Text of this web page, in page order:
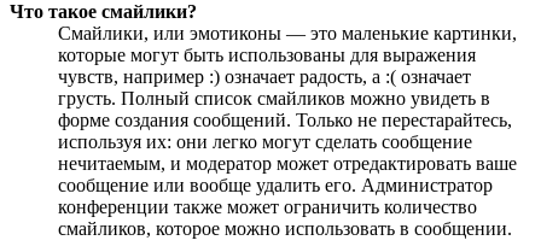
Что такое смайлики?
Смайлики, или эмотиконы — это маленькие картинки,
которые могут быть использованы для выражения
чувств, например :) означает радость, а :( означает
грусть. Полный список смайликов можно увидеть в
форме создания сообщений. Только не перестарайтесь,
используя их: они легко могут сделать сообщение
нечитаемым, и модератор может отредактировать ваше
сообщение или вообще удалить его. Администратор
конференции также может ограничить количество
смайликов, которое можно использовать в сообщении.